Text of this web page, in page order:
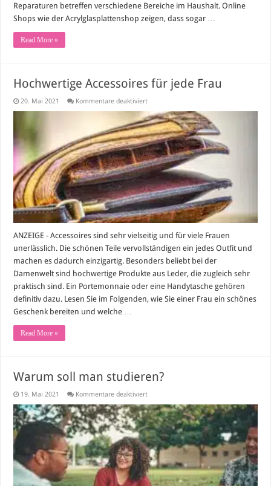
Reparaturen betreffen verschiedene Bereiche im Haushalt. Online
Shops wie der Acrylglasplattenshop zeigen, dass sogar …
Read More »
Hochwertige Accessoires für jede Frau
20. Mai 2021 Kommentare deaktiviertfür
Accessoires
für
jede
Frau
ANZEIGE - Accessoires sind sehr vielseitig und für viele Frauen
unerlässlich. Die schönen Teile vervollständigen ein jedes Outfit und
machen es dadurch einzigartig. Besonders beliebt bei der
Damenwelt sind hochwertige Produkte aus Leder, die zugleich sehr
praktisch sind. Ein Portemonnaie oder eine Handytasche gehören
definitiv dazu. Lesen Sie im Folgenden, wie Sie einer Frau ein schönes
Geschenk bereiten und welche …
Read More »
Warum soll man studieren?
19. Mai 2021 Kommentare deaktiviertfür
soll
man
studieren?